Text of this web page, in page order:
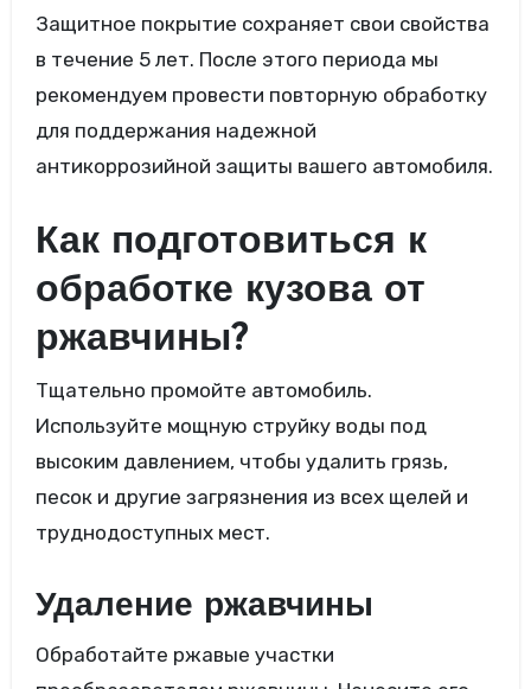
Защитное покрытие сохраняет свои свойства
в течение 5 лет. После этого периода мы
рекомендуем провести повторную обработку
для поддержания надежной
антикоррозийной защиты вашего автомобиля.
Как подготовиться к
обработке кузова от
ржавчины?
Тщательно промойте автомобиль.
Используйте мощную струйку воды под
высоким давлением, чтобы удалить грязь,
песок и другие загрязнения из всех щелей и
труднодоступных мест.
Удаление ржавчины
Обработайте ржавые участки